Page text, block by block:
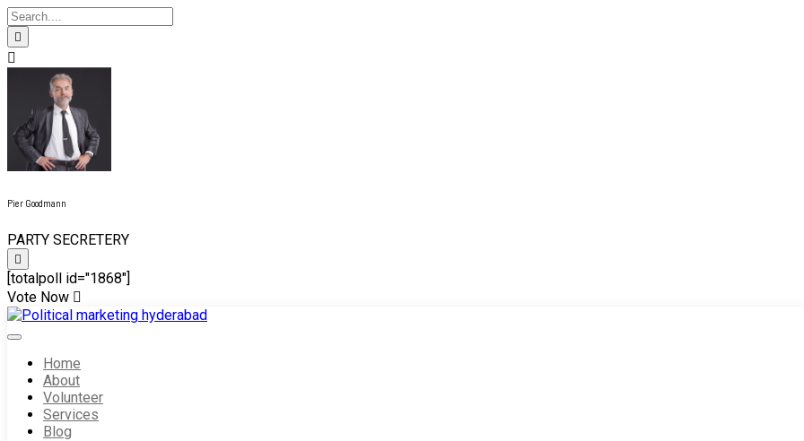
Pier Goodmann
PARTY SECRETERY
[totalpoll id="1868"]
Vote Now
Skip
to
Home
About
Volunteer
Services
Blog